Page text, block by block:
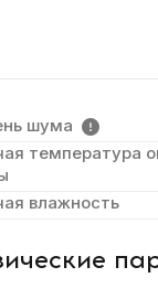
шума
температура
влажность